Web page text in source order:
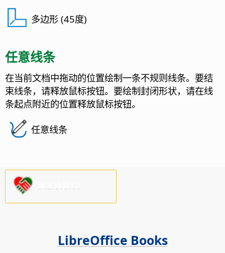
多边形 (45度)
任意线条
在当前文档中拖动的位置绘制一条不规则线条。要结
束线条，请释放鼠标按钮。要绘制封闭形状，请在线
条起点附近的位置释放鼠标按钮。
任意线条
LibreOffice Books